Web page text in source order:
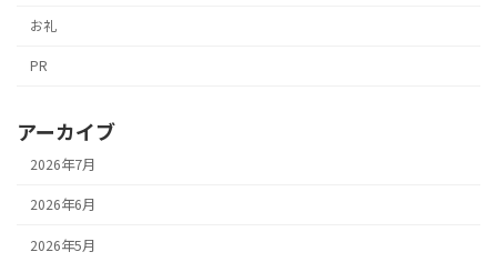
お礼
PR
アーカイブ
2026年7月
2026年6月
2026年5月